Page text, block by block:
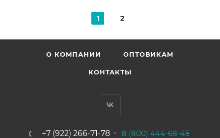
1 2
О КОМПАНИИ ОПТОВИКАМ
КОНТАКТЫ
+7 (922) 266-71-78 8 (800) 444-68-45